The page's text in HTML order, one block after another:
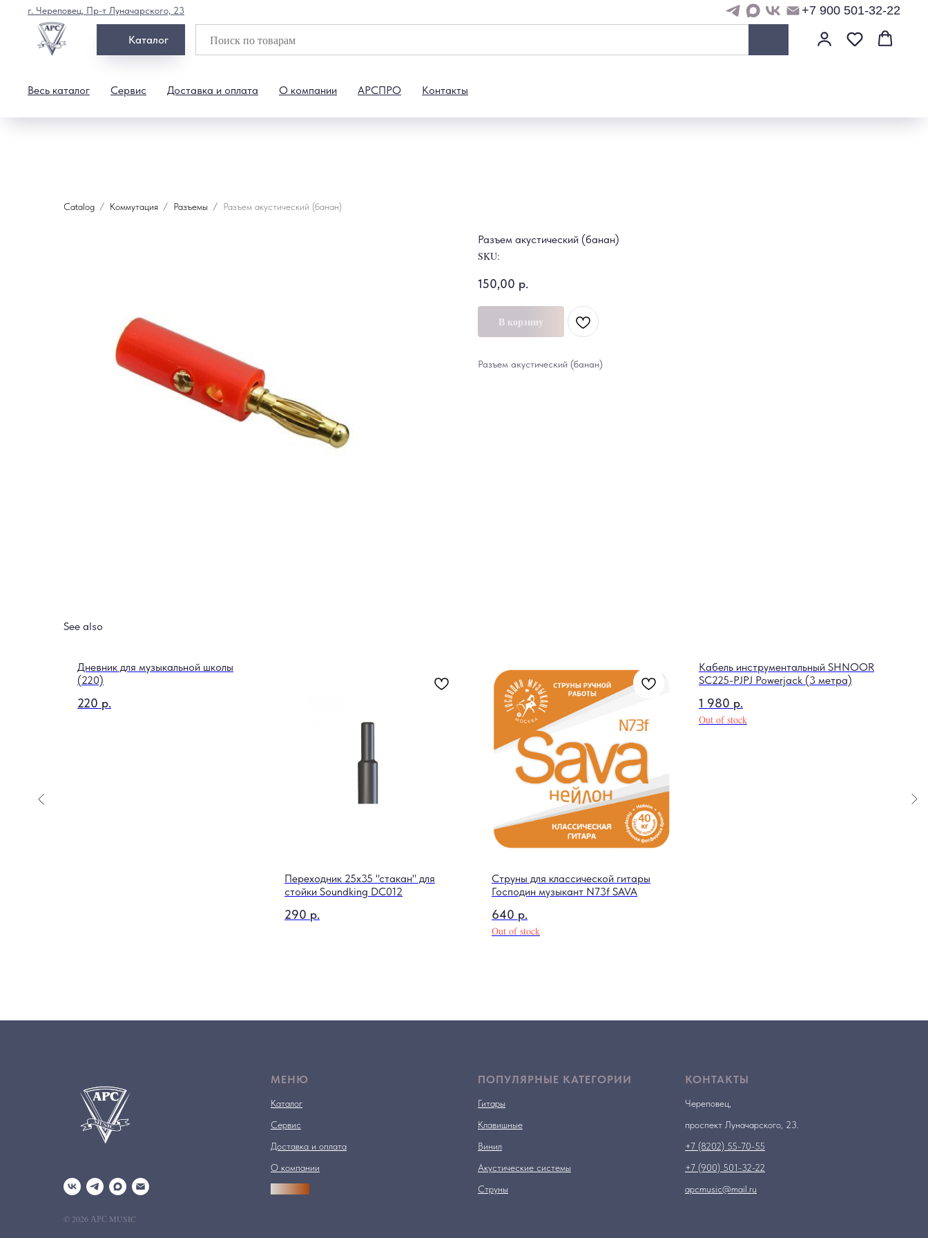
Каталог
Весь каталог Сервис Доставка и оплата О компании АРСПРО Контакты
г. Череповец, Пр-т Луначарского, 23 +7 900 501-32-22
Catalog Коммутация Разъемы Разъем акустический (банан)
Разъем акустический (банан)
SKU:
150,00 р.
В корзину
Разъем акустический (банан)
See also
Дневник для музыкальной школы
(220)
220 р.
Переходник 25x35 "стакан" для
стойки Soundking DC012
290 р.
Струны для классической гитары
Господин музыкант N73f SAVA
640 р.
Out of stock
Кабель инструментальный SHNOOR
SC225-PJPJ Powerjack (3 метра)
1 980 р.
Out of stock
© 2026 АРС MUSIC
МЕНЮ
Каталог
Сервис
Доставка и оплата
О компании
ПОПУЛЯРНЫЕ КАТЕГОРИИ
Гитары
Клавишные
Винил
Акустические системы
Струны
КОНТАКТЫ
Череповец,
проспект Луначарского, 23.
+7 (8202) 55-70-55
+7 (900) 501-32-22
apcmusic@mail.ru